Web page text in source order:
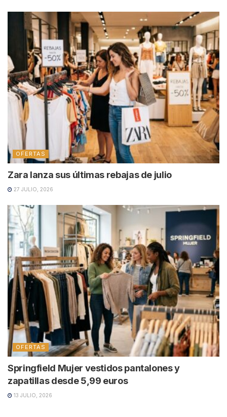
OFERTAS
Zara lanza sus últimas rebajas de julio
27 JULIO, 2026
OFERTAS
Springfield Mujer vestidos pantalones y
zapatillas desde 5,99 euros
13 JULIO, 2026